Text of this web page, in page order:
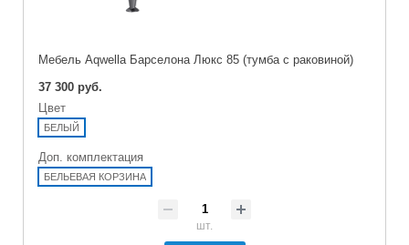
Мебель Aqwella Барселона Люкс 85 (тумба с раковиной)
37 300 руб.
Цвет
БЕЛЫЙ
Доп. комплектация
БЕЛЬЕВАЯ КОРЗИНА
шт.